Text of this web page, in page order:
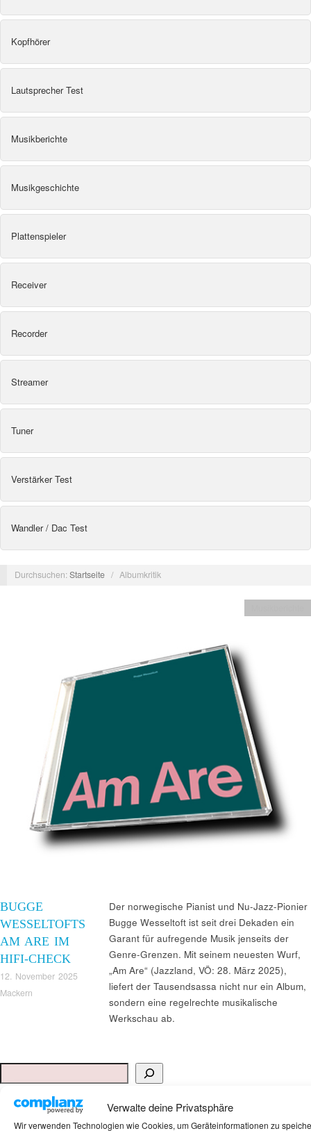
Verwalte deine Privatsphäre
Wir verwenden Technologien wie Cookies, um Geräteinformationen zu
Kopfhörer
Lautsprecher Test
Musikberichte
Musikgeschichte
Plattenspieler
Receiver
Recorder
Streamer
Tuner
Verstärker Test
Wandler / Dac Test
Durchsuchen:Startseite / Albumkritik
BUGGE
WESSELTOFTS
AM ARE IM
HIFI-CHECK
12. November 2025
Mackern
Der norwegische Pianist und Nu-Jazz-Pionier
Bugge Wesseltoft ist seit drei Dekaden ein
Garant für aufregende Musik jenseits der
Genre-Grenzen. Mit seinem neuesten Wurf,
„Am Are“ (Jazzland, VÖ: 28. März 2025),
liefert der Tausendsassa nicht nur ein Album,
sondern eine regelrechte musikalische
Werkschau ab.
Suchen
ANKAUF HIFI & HIGH GERÄTE: +491794761922